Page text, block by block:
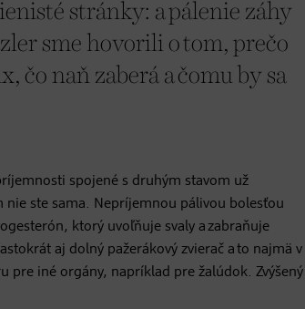
stránky: a pálenie záhy
sme hovorili o tom, prečo
naň zaberá a čomu by sa
spojené s druhým stavom už
nie ste sama. Nepríjemnou pálivou bolesťou
ktorý uvoľňuje svaly a zabraňuje
aj dolný pažerákový zvierač a to najmä v
pre iné orgány, napríklad pre žalúdok. Zvýšený